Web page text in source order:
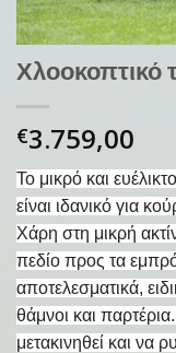
Χλοοκοπτικό
€3.759,00
Το μικρό και
είναι ιδανικό για
Χάρη στη μικρή
πεδίο προς τα
αποτελεσματικά,
θάμνοι και
μετακινηθεί και να